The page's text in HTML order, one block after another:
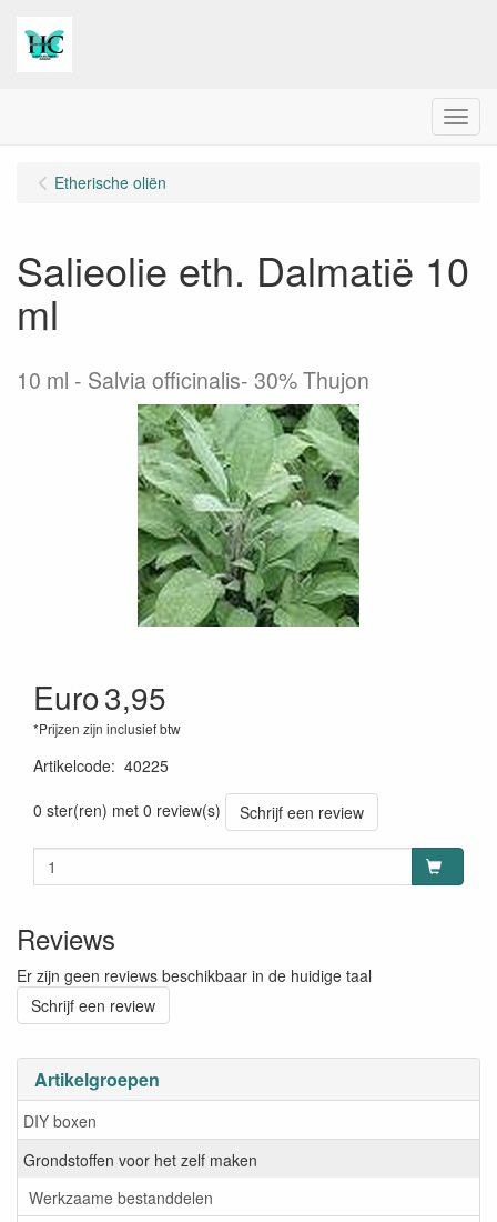
Menu
Artikelgroepen
DIY boxen
Grondstoffen voor het zelf maken
Werkzaame bestanddelen
Etherische oliën
Salieolie eth. Dalmatië 10
ml
10 ml Salvia officinalis- 30% Thujon
Euro3,95
*Prijzen zijn inclusief btw
Artikelcode: 40225
0 ster(ren) met 0 review(s)
Schrijf een review
Reviews
Er zijn geen reviews beschikbaar in de huidige taal
Schrijf een review